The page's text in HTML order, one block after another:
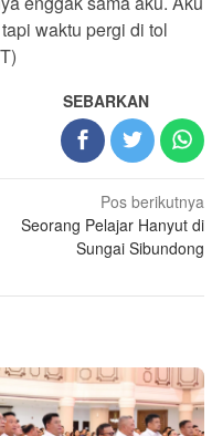
waktu pergi di tol
SEBARKAN
Pos berikutnya
Seorang Pelajar Hanyut di
Sungai Sibundong